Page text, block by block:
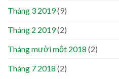
Tháng 3 2019(9)
Tháng 2 2019(2)
Tháng mười một 2018 (2)
Tháng 7 2018 (2)